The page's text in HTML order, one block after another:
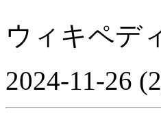
ウィキペデ
2024-11-26